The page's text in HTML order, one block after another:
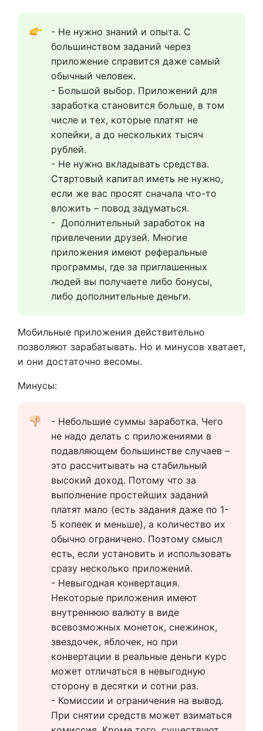
- Не нужно знаний и опыта. С
большинством заданий через
приложение справится даже самый
обычный человек.
- Большой выбор. Приложений для
заработка становится больше, в том
числе и тех, которые платят не
копейки, а до нескольких тысяч
рублей.
- Не нужно вкладывать средства.
Стартовый капитал иметь не нужно,
если же вас просят сначала что-то
вложить – повод задуматься.
-  Дополнительный заработок на
привлечении друзей. Многие
приложения имеют реферальные
программы, где за приглашенных
людей вы получаете либо бонусы,
либо дополнительные деньги.
Мобильные приложения действительно
позволяют зарабатывать. Но и минусов хватает,
и они достаточно весомы.
Минусы:
- Небольшие суммы заработка. Чего
не надо делать с приложениями в
подавляющем большинстве случаев –
это рассчитывать на стабильный
высокий доход. Потому что за
выполнение простейших заданий
платят мало (есть задания даже по 1-
5 копеек и меньше), а количество их
обычно ограничено. Поэтому смысл
есть, если установить и использовать
сразу несколько приложений.
- Невыгодная конвертация.
Некоторые приложения имеют
внутреннюю валюту в виде
всевозможных монеток, снежинок,
звездочек, яблочек, но при
конвертации в реальные деньги курс
может отличаться в невыгодную
сторону в десятки и сотни раз.
- Комиссии и ограничения на вывод.
При снятии средств может взиматься